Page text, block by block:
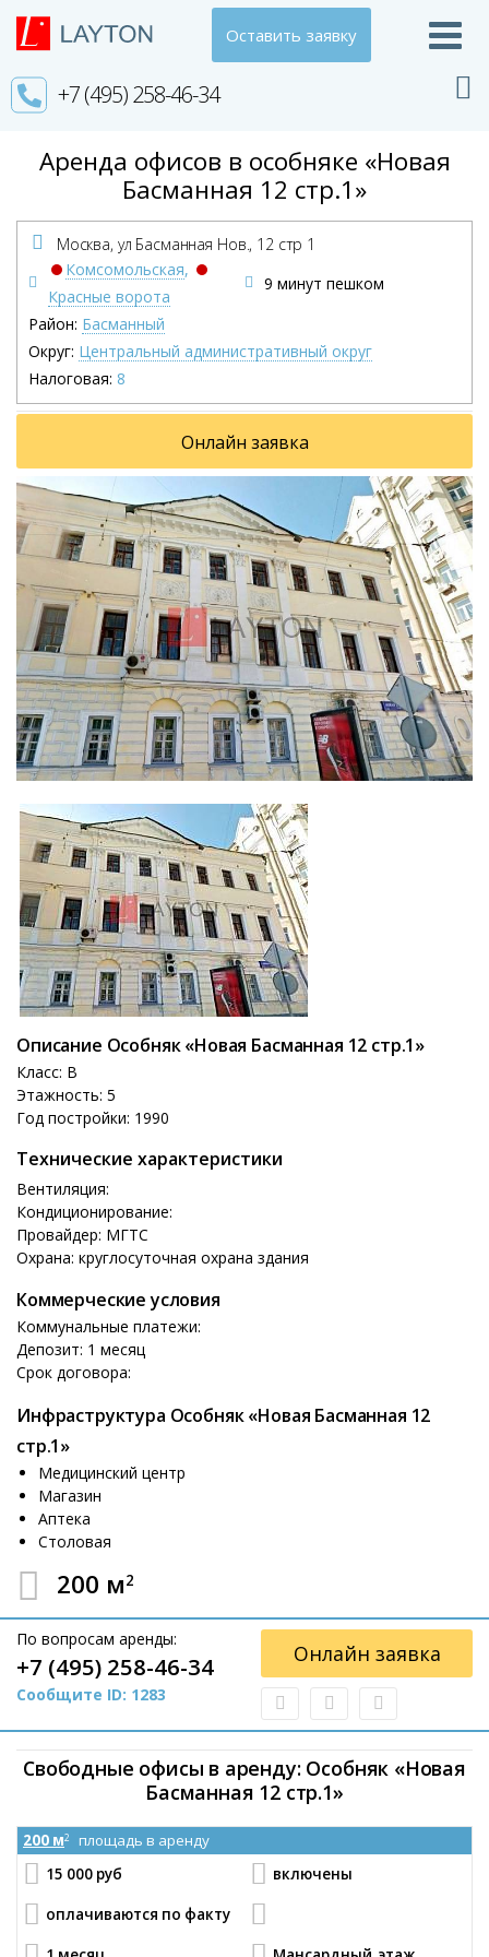
Оставить заявку
+7 (495) 258-46-34
Аренда офисов в особняке «Новая
Басманная 12 стр.1»
Москва, ул Басманная Нов., 12 стр 1
Комсомольская,
Красные ворота
9 минут пешком
Район: Басманный
Округ: Центральный административный округ
Налоговая: 8
Онлайн заявка
Описание Особняк «Новая Басманная 12 стр.1»
Класс: B
Этажность: 5
Год постройки: 1990
Технические характеристики
Вентиляция:
Кондиционирование:
Провайдер: МГТС
Охрана: круглосуточная охрана здания
Коммерческие условия
Коммунальные платежи:
Депозит: 1 месяц
Срок договора:
Инфраструктура Особняк «Новая Басманная 12
стр.1»
Медицинский центр
Магазин
Аптека
Столовая
200 м2
По вопросам аренды:
+7 (495) 258-46-34
Сообщите ID: 1283
Онлайн заявка
Свободные офисы в аренду: Особняк «Новая
Басманная 12 стр.1»
200 м2
площадь в аренду
15 000 руб
включены
оплачиваются по факту